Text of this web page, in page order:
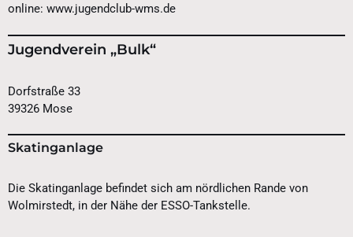
online: www.jugendclub-wms.de
Jugendverein „Bulk“
Dorfstraße 33
39326 Mose
Skatinganlage
Die Skatinganlage befindet sich am nördlichen Rande von
Wolmirstedt, in der Nähe der ESSO-Tankstelle.